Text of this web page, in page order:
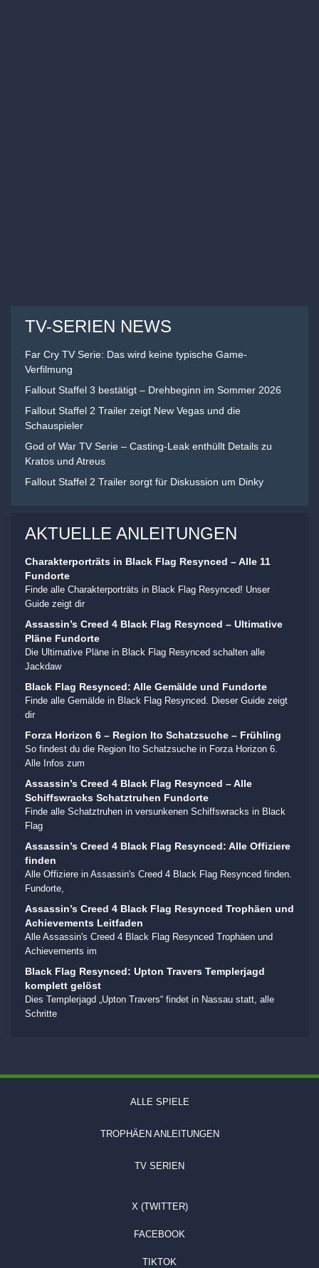
TV-SERIEN NEWS
Far Cry TV Serie: Das wird keine typische Game-
Verfilmung
Fallout Staffel 3 bestätigt – Drehbeginn im Sommer 2026
Fallout Staffel 2 Trailer zeigt New Vegas und die
Schauspieler
God of War TV Serie – Casting-Leak enthüllt Details zu
Kratos und Atreus
Fallout Staffel 2 Trailer sorgt für Diskussion um Dinky
AKTUELLE ANLEITUNGEN
Charakterporträts in Black Flag Resynced – Alle 11
Fundorte
Finde alle Charakterporträts in Black Flag Resynced! Unser
Guide zeigt dir
Assassin’s Creed 4 Black Flag Resynced – Ultimative
Pläne Fundorte
Die Ultimative Pläne in Black Flag Resynced schalten alle
Jackdaw
Black Flag Resynced: Alle Gemälde und Fundorte
Finde alle Gemälde in Black Flag Resynced. Dieser Guide zeigt
dir
Forza Horizon 6 – Region Ito Schatzsuche – Frühling
So findest du die Region Ito Schatzsuche in Forza Horizon 6.
Alle Infos zum
Assassin’s Creed 4 Black Flag Resynced – Alle
Schiffswracks Schatztruhen Fundorte
Finde alle Schatztruhen in versunkenen Schiffswracks in Black
Flag
Assassin’s Creed 4 Black Flag Resynced: Alle Offiziere
finden
Alle Offiziere in Assassin's Creed 4 Black Flag Resynced finden.
Fundorte,
Assassin’s Creed 4 Black Flag Resynced Trophäen und
Achievements Leitfaden
Alle Assassin's Creed 4 Black Flag Resynced Trophäen und
Achievements im
Black Flag Resynced: Upton Travers Templerjagd
komplett gelöst
Dies Templerjagd „Upton Travers“ findet in Nassau statt, alle
Schritte
ALLE SPIELE
TROPHÄEN ANLEITUNGEN
TV SERIEN
X (TWITTER)
FACEBOOK
TIKTOK